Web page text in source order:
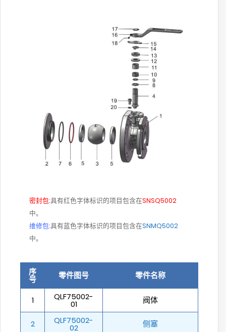
密封包:具有红色字体标识的项目包含在SNSQ5002
中。
维修包:具有蓝色字体标识的项目包含在SNMQ5002
中。
序
号 零件图号 零件名称
1 QLF75002-
01 阀体
2 QLF75002-
02 侧塞